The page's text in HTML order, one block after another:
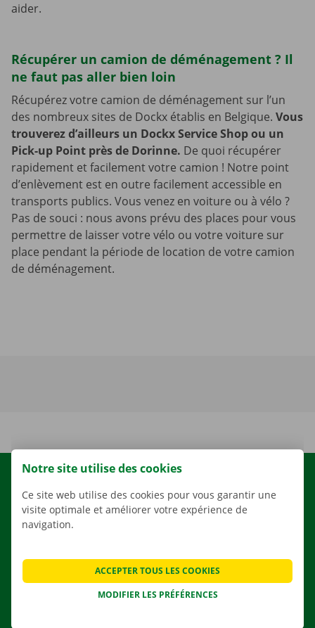
aider.
Récupérer un camion de déménagement ? Il
ne faut pas aller bien loin
Récupérez votre camion de déménagement sur l’un
des nombreux sites de Dockx établis en Belgique. Vous
trouverez d’ailleurs un Dockx Service Shop ou un
Pick-up Point près de Dorinne. De quoi récupérer
rapidement et facilement votre camion ! Notre point
d’enlèvement est en outre facilement accessible en
transports publics. Vous venez en voiture ou à vélo ?
Pas de souci : nous avons prévu des places pour vous
permettre de laisser votre vélo ou votre voiture sur
place pendant la période de location de votre camion
de déménagement.
NOS VÉHICULES
APPLI
SOLUTIONS DE DÉMÉNAGEMENT
Notre site utilise des cookies
Ce site web utilise des cookies pour vous garantir une
visite optimale et améliorer votre expérience de
navigation.
MODIFIER LES PRÉFÉRENCES
ACCEPTER TOUS LES COOKIES